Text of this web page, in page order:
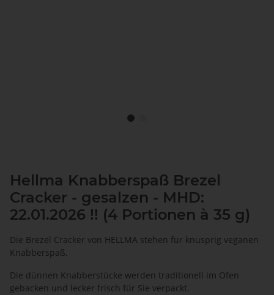
Hellma Knabberspaß Brezel
Cracker - gesalzen - MHD:
22.01.2026 !! (4 Portionen à 35 g)
Die Brezel Cracker von HELLMA stehen für knusprig veganen
Knabberspaß.
Die dünnen Knabberstücke werden traditionell im Ofen
gebacken und lecker frisch für Sie verpackt.